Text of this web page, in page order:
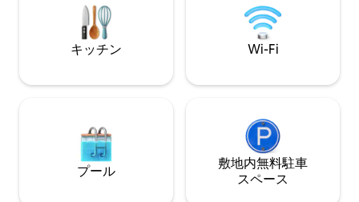
て、果てしなく広がる星空を眺めなが
ら、一日の終わりを迎えましょう。 私た
ちの牧場ではロングホーン種の牛が歩き
回っており、この場所にはたくさんの野
キッチン Wi-Fi
プール
敷地内無料駐⁠車
ス⁠ペ⁠ー⁠ス